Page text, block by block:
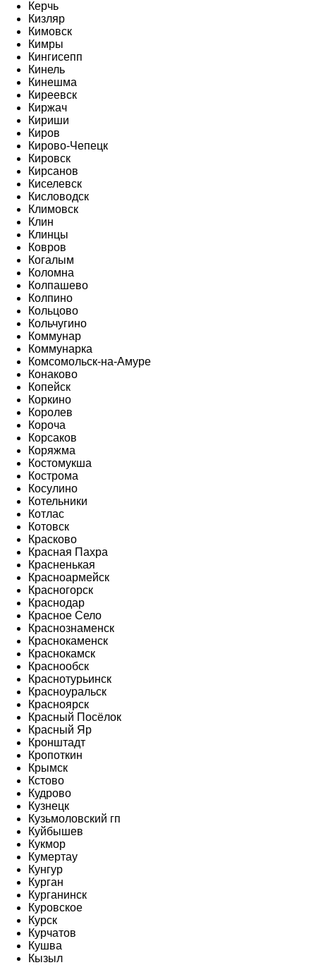
Керчь
Кизляр
Кимовск
Кимры
Кингисепп
Кинель
Кинешма
Киреевск
Киржач
Кириши
Киров
Кирово-Чепецк
Кировск
Кирсанов
Киселевск
Кисловодск
Климовск
Клин
Клинцы
Ковров
Когалым
Коломна
Колпашево
Колпино
Кольцово
Кольчугино
Коммунар
Коммунарка
Комсомольск-на-Амуре
Конаково
Копейск
Коркино
Королев
Короча
Корсаков
Коряжма
Костомукша
Кострома
Косулино
Котельники
Котлас
Котовск
Красково
Красная Пахра
Красненькая
Красноармейск
Красногорск
Краснодар
Красное Село
Краснознаменск
Краснокаменск
Краснокамск
Краснообск
Краснотурьинск
Красноуральск
Красноярск
Красный Посёлок
Красный Яр
Кронштадт
Кропоткин
Крымск
Кстово
Кудрово
Кузнецк
Кузьмоловский гп
Куйбышев
Кукмор
Кумертау
Кунгур
Курган
Курганинск
Куровское
Курск
Курчатов
Кушва
Кызыл